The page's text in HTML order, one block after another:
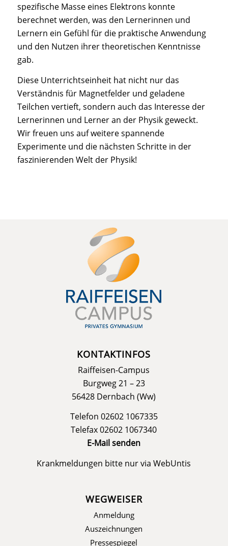
spezifische Masse eines Elektrons konnte
berechnet werden, was den Lernerinnen und
Lernern ein Gefühl für die praktische Anwendung
und den Nutzen ihrer theoretischen Kenntnisse
gab.
Diese Unterrichtseinheit hat nicht nur das
Verständnis für Magnetfelder und geladene
Teilchen vertieft, sondern auch das Interesse der
Lernerinnen und Lerner an der Physik geweckt.
Wir freuen uns auf weitere spannende
Experimente und die nächsten Schritte in der
faszinierenden Welt der Physik!
KONTAKTINFOS
Raiffeisen-Campus
Burgweg 21 – 23
56428 Dernbach (Ww)
Telefon 02602 1067335
Telefax 02602 1067340
E-Mail senden
Krankmeldungen bitte nur viaWebUntis
WEGWEISER
Anmeldung
Auszeichnungen
Pressespiegel